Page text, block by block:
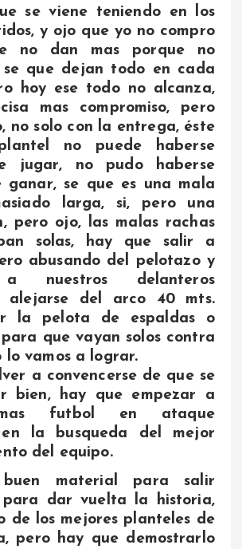
se viene teniendo en los
y ojo que yo no compro
no dan mas porque no
se que dejan todo en cada
hoy ese todo no alcanza,
mas compromiso, pero
no solo con la entrega, éste
no puede haberse
jugar, no pudo haberse
ganar, se que es una mala
larga, si, pero una
pero ojo, las malas rachas
solas, hay que salir a
abusando del pelotazo y
nuestros delanteros
alejarse del arco 40 mts.
la pelota de espaldas o
que vayan solos contra
lo vamos a lograr.
a convencerse de que se
bien, hay que empezar a
futbol en ataque
en la busqueda del mejor
del equipo.
material para salir
dar vuelta la historia,
de los mejores planteles de
pero hay que demostrarlo